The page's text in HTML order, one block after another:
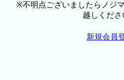
※不明点ございましたらノジ
越しくださ
新規会員